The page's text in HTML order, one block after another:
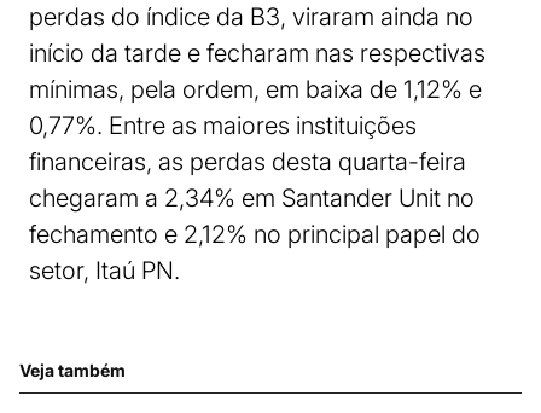
perdas do índice da B3, viraram ainda no
início da tarde e fecharam nas respectivas
mínimas, pela ordem, em baixa de 1,12% e
0,77%. Entre as maiores instituições
financeiras, as perdas desta quarta-feira
chegaram a 2,34% em Santander Unit no
fechamento e 2,12% no principal papel do
setor, Itaú PN.
Veja também